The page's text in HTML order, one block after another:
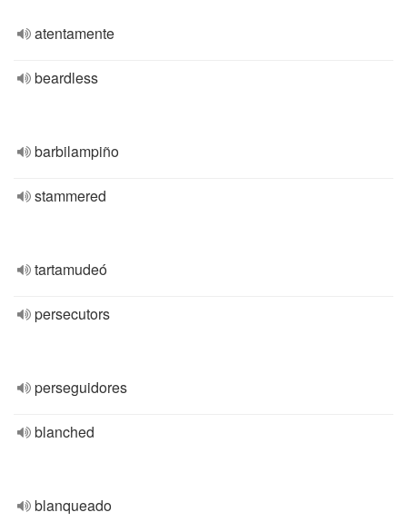
atentamente
beardless
barbilampiño
stammered
tartamudeó
persecutors
perseguidores
blanched
blanqueado